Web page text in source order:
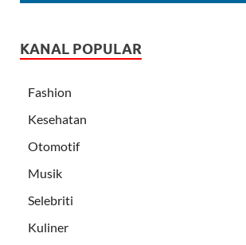
KANAL POPULAR
Fashion
Kesehatan
Otomotif
Musik
Selebriti
Kuliner